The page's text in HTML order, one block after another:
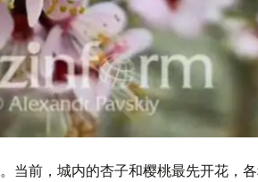
当前，城内的杏子和樱桃最先开花，